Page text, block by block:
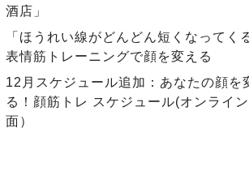
酒店」
「ほうれい線がどんどん短くなってく
表情筋トレーニングで顔を変える
12月スケジュール追加：あなたの顔を
る！顔筋トレ スケジュール(オンライ
面）